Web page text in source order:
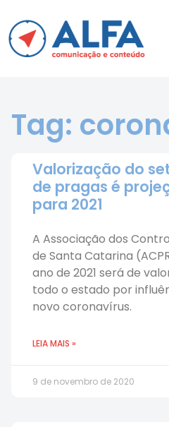
Tag:
Valorização do
de pragas é
para 2021
A Associação dos
de Santa Catarina
ano de 2021 será de
todo o estado por
novo coronavírus.
LEIA MAIS »
9 de novembro de 2020